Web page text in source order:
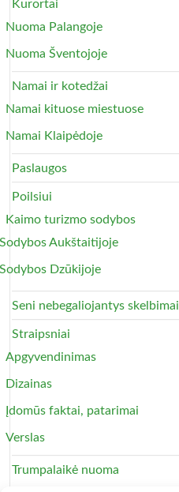
Kurortai
Nuoma Palangoje
Nuoma Šventojoje
Namai ir kotedžai
Namai kituose miestuose
Namai Klaipėdoje
Paslaugos
Poilsiui
Kaimo turizmo sodybos
Sodybos Aukštaitijoje
Sodybos Dzūkijoje
Seni nebegaliojantys skelbimai
Straipsniai
Apgyvendinimas
Dizainas
Įdomūs faktai, patarimai
Verslas
Trumpalaikė nuoma